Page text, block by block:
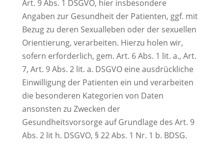
Art. 9 Abs. 1 DSGVO, hier insbesondere
Angaben zur Gesundheit der Patienten, ggf. mit
Bezug zu deren Sexualleben oder der sexuellen
Orientierung, verarbeiten. Hierzu holen wir,
sofern erforderlich, gem. Art. 6 Abs. 1 lit. a., Art.
7, Art. 9 Abs. 2 lit. a. DSGVO eine ausdrückliche
Einwilligung der Patienten ein und verarbeiten
die besonderen Kategorien von Daten
ansonsten zu Zwecken der
Gesundheitsvorsorge auf Grundlage des Art. 9
Abs. 2 lit h. DSGVO, § 22 Abs. 1 Nr. 1 b. BDSG.